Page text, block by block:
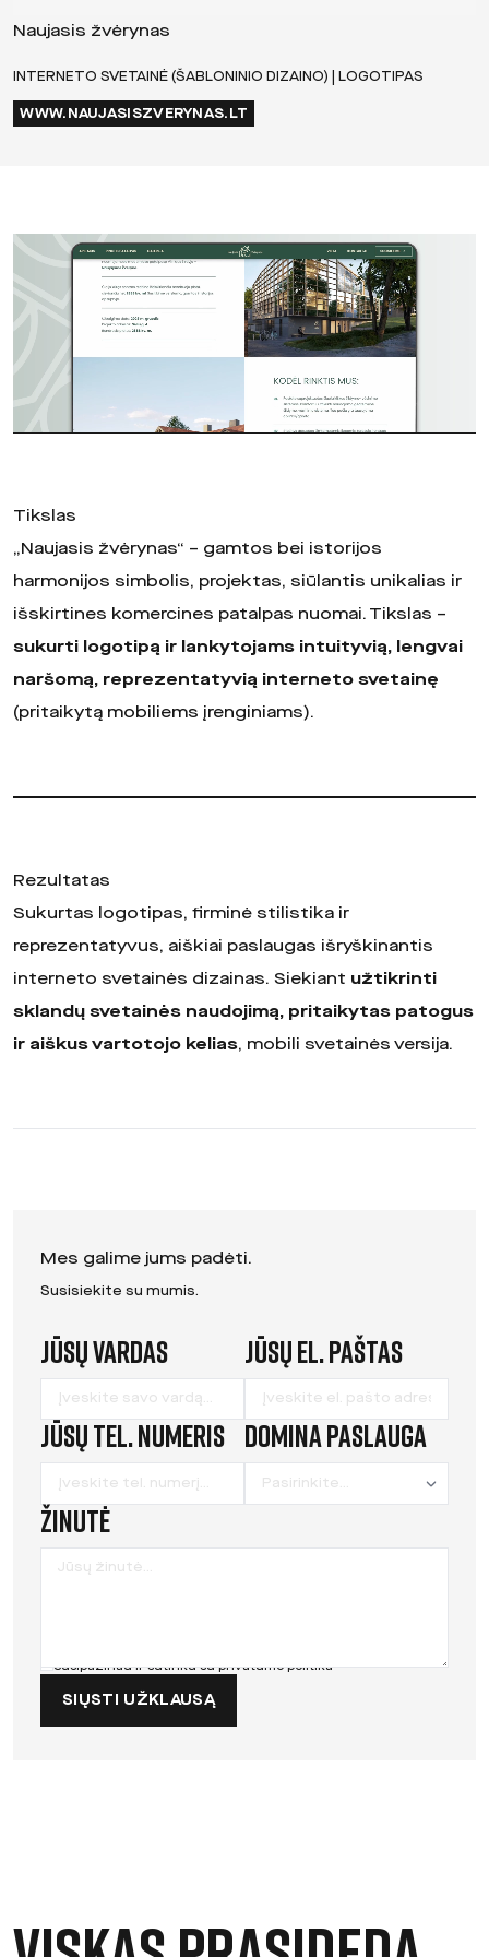
Naujasis žvėrynas
INTERNETO SVETAINĖ (ŠABLONINIO DIZAINO) | LOGOTIPAS
WWW.NAUJASISZVERYNAS.LT
Tikslas
„Naujasis žvėrynas“ – gamtos bei istorijos
harmonijos simbolis, projektas, siūlantis unikalias ir
išskirtines komercines patalpas nuomai. Tikslas –
sukurti logotipą ir lankytojams intuityvią, lengvai
naršomą, reprezentatyvią interneto svetainę
(pritaikytą mobiliems įrenginiams).
Rezultatas
Sukurtas logotipas, firminė stilistika ir
reprezentatyvus, aiškiai paslaugas išryškinantis
interneto svetainės dizainas. Siekiant užtikrinti
sklandų svetainės naudojimą, pritaikytas patogus
ir aiškus vartotojo kelias, mobili svetainės versija.
Mes galime jums padėti.
Susisiekite su mumis.
Leave
this
field
blank
Jūsų vardas Jūsų el. paštas
Jūsų tel. numeris Domina paslauga
Žinutė
Susipažinau ir sutinku suprivatumo politika
SIŲSTI UŽKLAUSĄ